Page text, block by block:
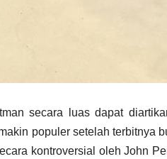
secara luas dapat
populer setelah terbitnya
kontroversial oleh John